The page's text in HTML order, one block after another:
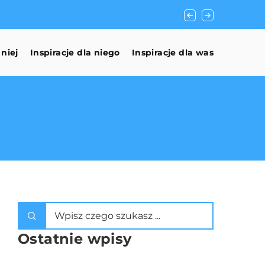
Jak Wydobyć
Inspiracje dla niego Inspiracje dla was
Ostatnie wpisy